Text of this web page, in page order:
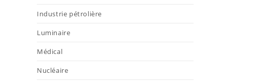
Industrie pétrolière
Luminaire
Médical
Nucléaire